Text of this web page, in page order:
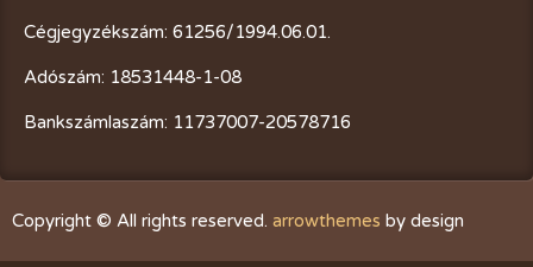
Cégjegyzékszám: 61256/1994.06.01.
Adószám: 18531448-1-08
Bankszámlaszám: 11737007-20578716
Copyright © All rights reserved. arrowthemes by design